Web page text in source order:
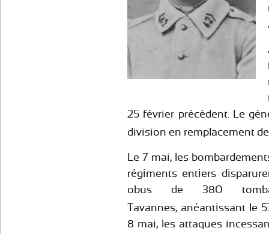
25 février précédent. Le
division en remplacement
Le 7 mai, les
régiments entiers
obus de 380
Tavannes, anéantissant le
8 mai, les attaques